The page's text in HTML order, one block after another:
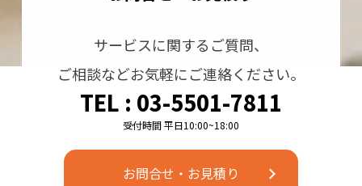
サービスに関するご質問、
ご相談などお気軽にご連絡ください。
TEL : 03-5501-7811
お問合せ・お見積り